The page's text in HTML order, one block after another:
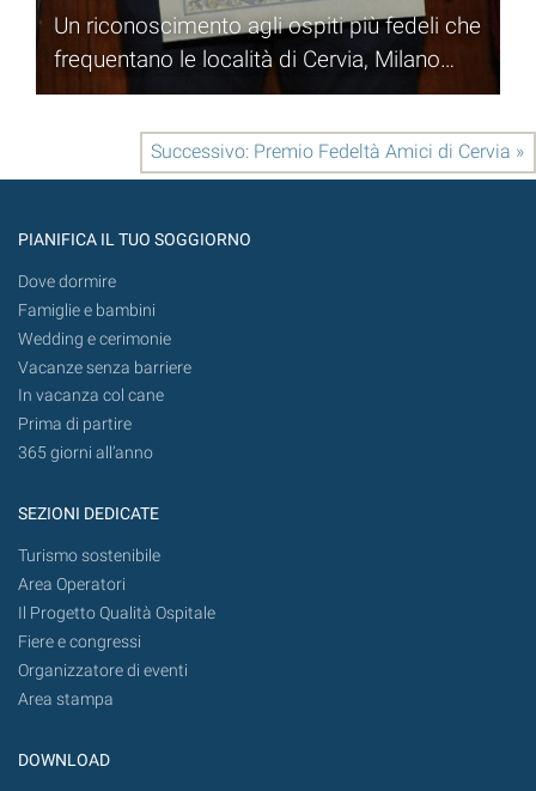
Un riconoscimento agli ospiti più fedeli che
frequentano le località di Cervia, Milano
Marittima, Pinarella e Tagliata
Successivo: Premio Fedeltà Amici di Cervia »
PIANIFICA IL TUO SOGGIORNO
Dove dormire
Famiglie e bambini
Wedding e cerimonie
Vacanze senza barriere
In vacanza col cane
Prima di partire
365 giorni all’anno
SEZIONI DEDICATE
Turismo sostenibile
Area Operatori
Il Progetto Qualità Ospitale
Fiere e congressi
Organizzatore di eventi
Area stampa
DOWNLOAD